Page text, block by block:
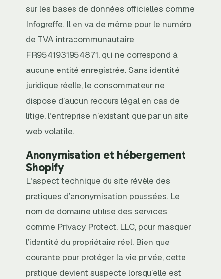
sur les bases de données officielles comme
Infogreffe. Il en va de même pour le numéro
de TVA intracommunautaire
FR9541931954871, qui ne correspond à
aucune entité enregistrée. Sans identité
juridique réelle, le consommateur ne
dispose d’aucun recours légal en cas de
litige, l’entreprise n’existant que par un site
web volatile.
Anonymisation et hébergement
Shopify
L’aspect technique du site révèle des
pratiques d’anonymisation poussées. Le
nom de domaine utilise des services
comme Privacy Protect, LLC, pour masquer
l’identité du propriétaire réel. Bien que
courante pour protéger la vie privée, cette
pratique devient suspecte lorsqu’elle est